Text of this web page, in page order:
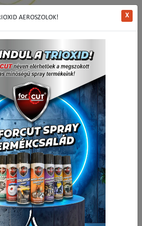
porok és nem veszélyes szilárd és folyékony
kilégzést segítő szelepes változatban.
pormaszkok
Kosárba
AEROSZOLOK! X